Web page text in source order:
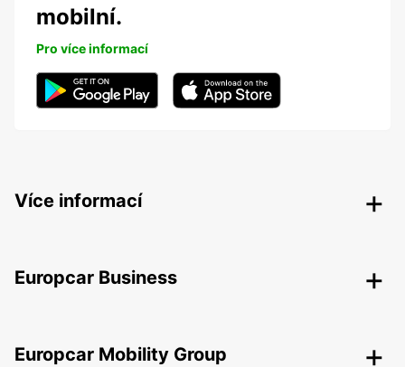
mobilní.
Pro více informací
Více informací
Europcar Business
Europcar Mobility Group